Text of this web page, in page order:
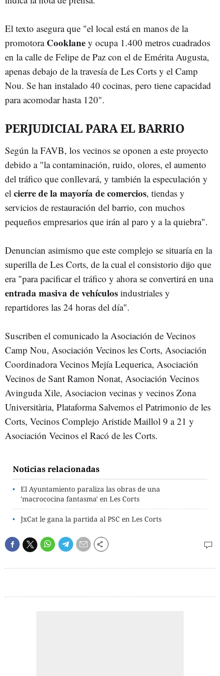
El texto asegura que "el local está en manos de la
promotoraCooklane y ocupa 1.400 metros cuadrados
en la calle de Felipe de Paz con el de Emérita Augusta,
apenas debajo de la travesía de Les Corts y el Camp
Nou. Se han instalado 40 cocinas, pero tiene capacidad
para acomodar hasta 120".
PERJUDICIAL PARA EL BARRIO
Según la FAVB, los vecinos se oponen a este proyecto
debido a "la contaminación, ruido, olores, el aumento
del tráfico que conllevará, y también la especulación y
el cierre de la mayoría de comercios, tiendas y
servicios de restauración del barrio, con muchos
pequeños empresarios que irán al paro y a la quiebra".
Denuncian asimismo que este complejo se situaría en la
superilla de Les Corts, de la cual el consistorio dijo que
era "para pacificar el tráfico y ahora se convertirá en una
entrada masiva de vehículos industriales y
repartidores las 24 horas del día".
Suscriben el comunicado la Asociación de Vecinos
Camp Nou, Asociación Vecinos les Corts, Asociación
Coordinadora Vecinos Mejía Lequerica, Asociación
Vecinos de Sant Ramon Nonat, Asociación Vecinos
Avinguda Xile, Asociacion vecinas y vecinos Zona
Universitària, Plataforma Salvemos el Patrimonio de les
Corts, Vecinos Complejo Aristide Maillol 9 a 21 y
Asociación Vecinos el Racó de les Corts.
Noticias relacionadas
El Ayuntamiento paraliza las obras de una
'macrococina fantasma' en Les Corts
JxCat le gana la partida al PSC en Les Corts